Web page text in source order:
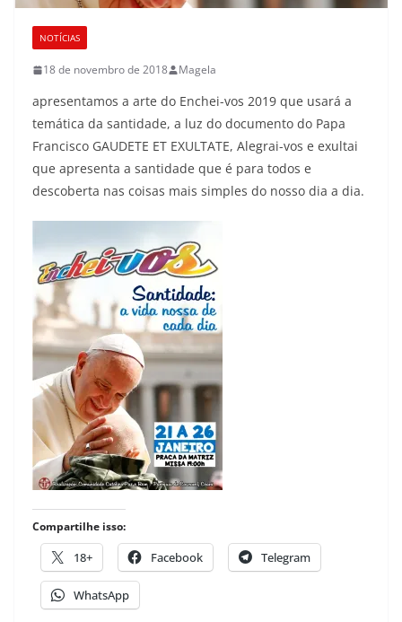
NOTÍCIAS
18 de novembro de 2018 Magela
apresentamos a arte do Enchei-vos 2019 que usará a
temática da santidade, a luz do documento do Papa
Francisco GAUDETE ET EXULTATE, Alegrai-vos e exultai
que apresenta a santidade que é para todos e
descoberta nas coisas mais simples do nosso dia a dia.
Compartilhe isso:
18+ Facebook Telegram
WhatsApp